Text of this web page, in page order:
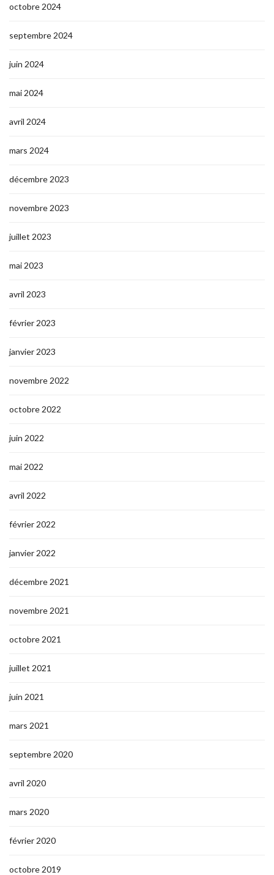
octobre 2024
septembre 2024
juin 2024
mai 2024
avril 2024
mars 2024
décembre 2023
novembre 2023
juillet 2023
mai 2023
avril 2023
février 2023
janvier 2023
novembre 2022
octobre 2022
juin 2022
mai 2022
avril 2022
février 2022
janvier 2022
décembre 2021
novembre 2021
octobre 2021
juillet 2021
juin 2021
mars 2021
septembre 2020
avril 2020
mars 2020
février 2020
octobre 2019